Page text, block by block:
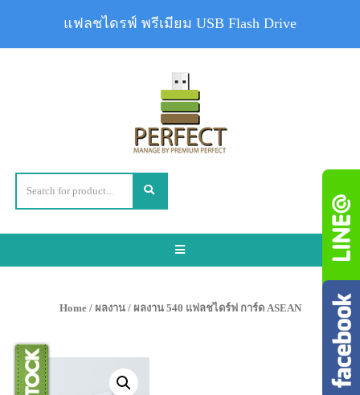
Toggle
Home/ ผลงาน/ ผลงาน 540 แฟลชไดร์ฟ การ์ด ASEAN
แฟลชไดรฟ์ พรีเมียม USB Flash Drive